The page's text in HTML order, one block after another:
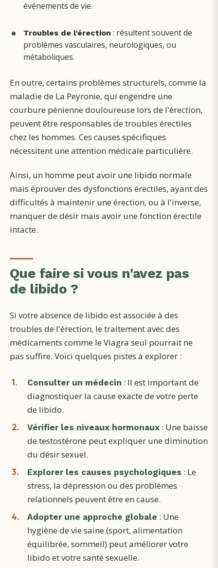
événements de vie.
Troubles de l'érection : résultent souvent de
problèmes vasculaires, neurologiques, ou
métaboliques.
En outre, certains problèmes structurels, comme la
maladie de La Peyronie, qui engendre une
courbure pénienne douloureuse lors de l'érection,
peuvent être responsables de troubles érectiles
chez les hommes. Ces causes spécifiques
nécessitent une attention médicale particulière.
Ainsi, un homme peut avoir une libido normale
mais éprouver des dysfonctions érectiles, ayant des
difficultés à maintenir une érection, ou à l'inverse,
manquer de désir mais avoir une fonction érectile
intacte.
Que faire si vous n'avez pas
de libido ?
Si votre absence de libido est associée à des
troubles de l'érection, le traitement avec des
médicaments comme le Viagra seul pourrait ne
pas suffire. Voici quelques pistes à explorer :
Consulter un médecin : Il est important de
diagnostiquer la cause exacte de votre perte
de libido.
Vérifier les niveaux hormonaux : Une baisse
de testostérone peut expliquer une diminution
du désir sexuel.
Explorer les causes psychologiques : Le
stress, la dépression ou des problèmes
relationnels peuvent être en cause.
Adopter une approche globale : Une
hygiène de vie saine (sport, alimentation
équilibrée, sommeil) peut améliorer votre
libido et votre santé sexuelle.